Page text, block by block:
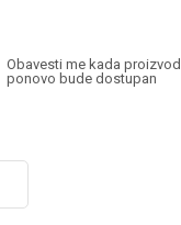
Obavesti me kada proizvod
ponovo bude dostupan